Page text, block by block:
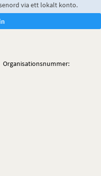
via ett lokalt konto.